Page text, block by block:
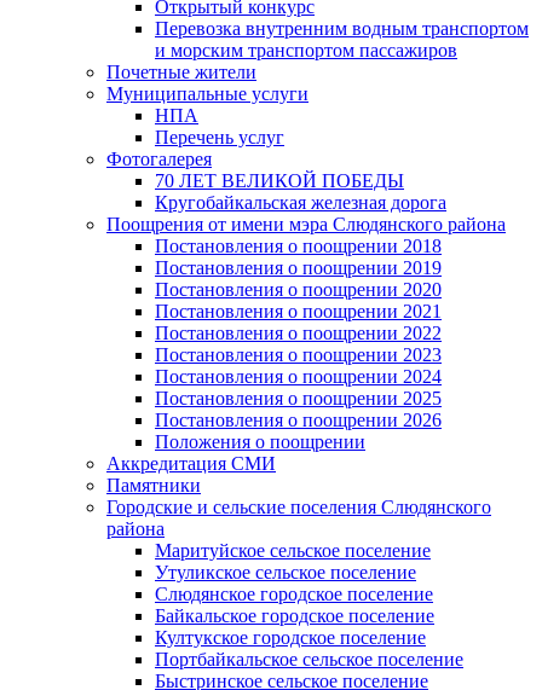
Открытый конкурс
Перевозка внутренним водным транспортом
и морским транспортом пассажиров
Почетные жители
Муниципальные услуги
НПА
Перечень услуг
Фотогалерея
70 ЛЕТ ВЕЛИКОЙ ПОБЕДЫ
Кругобайкальская железная дорога
Поощрения от имени мэра Слюдянского района
Постановления о поощрении 2018
Постановления о поощрении 2019
Постановления о поощрении 2020
Постановления о поощрении 2021
Постановления о поощрении 2022
Постановления о поощрении 2023
Постановления о поощрении 2024
Постановления о поощрении 2025
Постановления о поощрении 2026
Положения о поощрении
Аккредитация СМИ
Памятники
Городские и сельские поселения Слюдянского
района
Маритуйское сельское поселение
Утуликское сельское поселение
Слюдянское городское поселение
Байкальское городское поселение
Култукское городское поселение
Портбайкальское сельское поселение
Быстринское сельское поселение